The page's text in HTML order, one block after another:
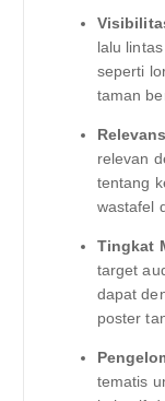
lalu
seperti
taman
relevan
tentang
wastafel
Tingkat
target
dapat
poster
tematis